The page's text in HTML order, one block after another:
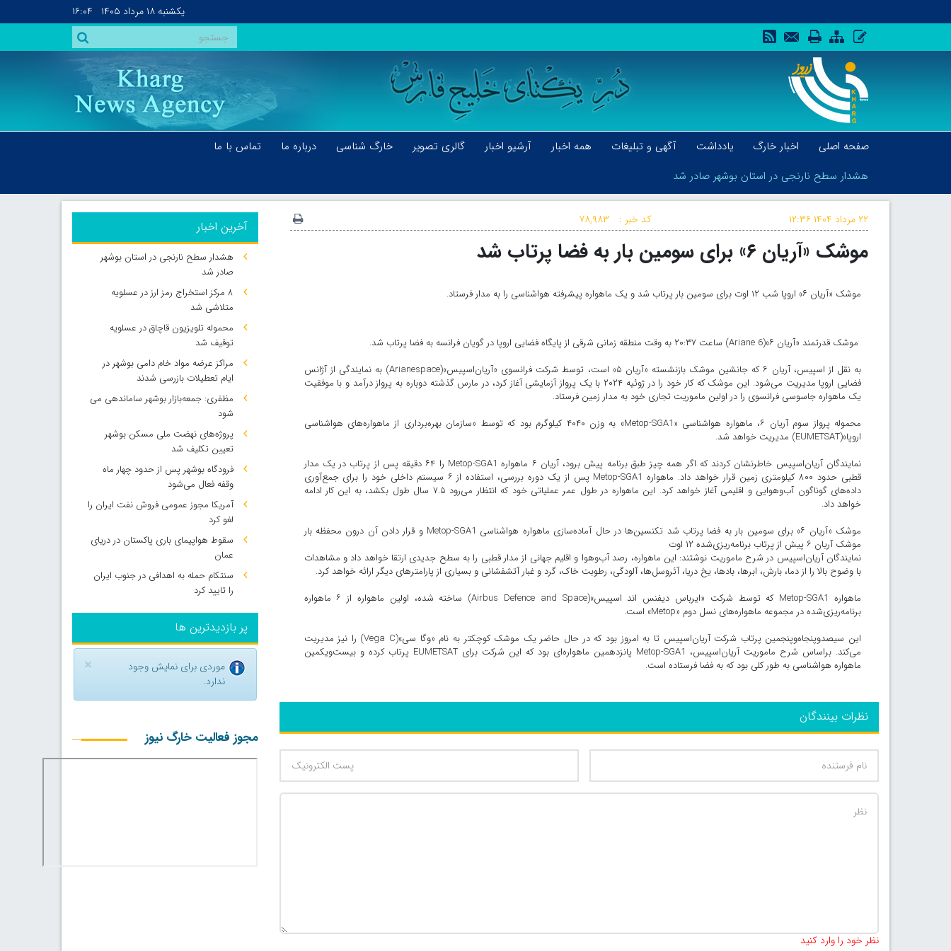
یکشنبه ۱۸ مرداد ۱۴۰۵ ۱۶:۰۴
صفحه اصلی اخبار خارگ یادداشت آگهی و تبلیغات همه اخبار آرشیو اخبار گالری تصویر خارگ شناسی درباره ما
تماس با ما
هشدار سطح نارنجی در استان بوشهر صادر شد
هشدار سطح نارنجی در استان بوشهر صادر شد
کد خبر : ۷۸,۹۸۳ ۲۲ مرداد ۱۴۰۴ ۱۲:۳۶
موشک «آریان ۶» برای سومین بار به فضا پرتاب شد
موشک «آریان ۶» اروپا شب ۱۲ اوت برای سومین بار پرتاب شد و یک ماهواره پیشرفته هواشناسی را به مدار فرستاد.
موشک قدرتمند «آریان ۶»(Ariane 6) ساعت ۲۰:۳۷ به وقت منطقه زمانی شرقی از پایگاه فضایی اروپا در گویان فرانسه به فضا پرتاب شد.
به نقل از اسپیس، آریان ۶ که جانشین موشک بازنشسته «آریان ۵» است، توسط شرکت فرانسوی «آریان‌اسپیس»(Arianespace) به نمایندگی از آژانس
فضایی اروپا مدیریت می‌شود. این موشک که کار خود را در ژوئیه ۲۰۲۴ با یک پرواز آزمایشی آغاز کرد، در مارس گذشته دوباره به پرواز درآمد و با موفقیت
یک ماهواره جاسوسی فرانسوی را در اولین ماموریت تجاری خود به مدار زمین فرستاد.
محموله پرواز سوم آریان ۶، ماهواره هواشناسی «Metop-SGA1» به وزن ۴۰۴۰ کیلوگرم بود که توسط «سازمان بهره‌برداری از ماهواره‌های هواشناسی
اروپا»(EUMETSAT) مدیریت خواهد شد.
نمایندگان آریان‌اسپیس خاطرنشان کردند که اگر همه چیز طبق برنامه پیش برود، آریان ۶ ماهواره Metop-SGA1 را ۶۴ دقیقه پس از پرتاب در یک مدار
قطبی حدود ۸۰۰ کیلومتری زمین قرار خواهد داد. ماهواره Metop-SGA1 پس از یک دوره بررسی، استفاده از ۶ سیستم داخلی خود را برای جمع‌آوری
داده‌های گوناگون آب‌وهوایی و اقلیمی آغاز خواهد کرد. این ماهواره در طول عمر عملیاتی خود که انتظار می‌رود ۷.۵ سال طول بکشد، به این کار ادامه
خواهد داد.
موشک «آریان ۶» برای سومین بار به فضا پرتاب شد تکنسین‌ها در حال آماده‌سازی ماهواره هواشناسی Metop-SGA1 و قرار دادن آن درون محفظه بار
موشک آریان ۶ پیش از پرتاب برنامه‌ریزی‌شده ۱۲ اوت
نمایندگان آریان‌اسپیس در شرح ماموریت نوشتند: این ماهواره، رصد آب‌وهوا و اقلیم جهانی از مدار قطبی را به سطح جدیدی ارتقا خواهد داد و مشاهدات
با وضوح بالا را از دما، بارش، ابرها، بادها، یخ دریا، آئروسل‌ها، آلودگی، رطوبت خاک، گرد و غبار آتشفشانی و بسیاری از پارامترهای دیگر ارائه خواهد کرد.
ماهواره Metop-SGA1 که توسط شرکت «ایرباس دیفنس اند اسپیس»(Airbus Defence and Space) ساخته شده، اولین ماهواره از ۶ ماهواره
برنامه‌ریزی‌شده در مجموعه ماهواره‌های نسل دوم «Metop» است.
این سیصدوپنجاه‌وپنجمین پرتاب شرکت آریان‌اسپیس تا به امروز بود که در حال حاضر یک موشک کوچکتر به نام «وگا سی»(Vega C) را نیز مدیریت
می‌کند. براساس شرح ماموریت آریان‌اسپیس، Metop-SGA1 پانزدهمین ماهواره‌ای بود که این شرکت برای EUMETSAT پرتاب کرده و بیست‌ویکمین
ماهواره هواشناسی به طور کلی بود که به فضا فرستاده است.
نظرات بینندگان
نظر خود را وارد کنید
آخرین اخبار
هشدار سطح نارنجی در استان بوشهر
صادر شد
۸ مرکز استخراج رمز ارز در عسلویه
متلاشی شد
محموله تلویزیون قاچاق در عسلویه
توقیف شد
مراکز عرضه مواد خام دامی بوشهر در
ایام تعطیلات بازرسی شدند
مظفری: جمعه‌بازار بوشهر ساماندهی می‌
شود
پروژه‌های نهضت ملی مسکن بوشهر
تعیین تکلیف شد
فرودگاه بوشهر پس از حدود چهار ماه
وقفه فعال می‌شود
آمریکا مجوز عمومی فروش نفت ایران را
لغو کرد
سقوط هواپیمای باری پاکستان در دریای
عمان
سنتکام حمله به اهدافی در جنوب ایران
را تایید کرد
پر بازدیدترین ها
×
موردی برای نمایش وجود
ندارد.
مجوز فعالیت خارگ نیوز